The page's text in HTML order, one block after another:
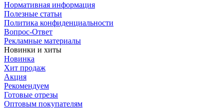
Нормативная информация
Полезные статьи
Политика конфиденциальности
Вопрос-Ответ
Рекламные материалы
Новинки и хиты
Новинка
Хит продаж
Акция
Рекомендуем
Готовые отрезы
Оптовым покупателям